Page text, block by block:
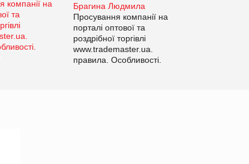
Брагина Людмила
Просування компанії на
порталі оптової та
роздрібної торгівлі
www.trademaster.ua.
правила. Особливості.